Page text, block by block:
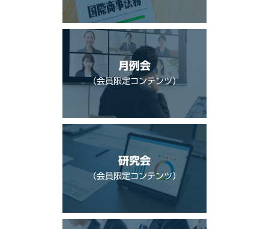
月例会
（会員限定コンテンツ）
研究会
（会員限定コンテンツ）